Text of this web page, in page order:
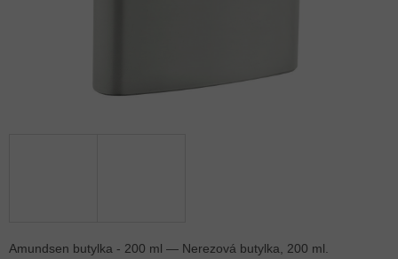
Amundsen butylka - 200 ml — Nerezová butylka, 200 ml.